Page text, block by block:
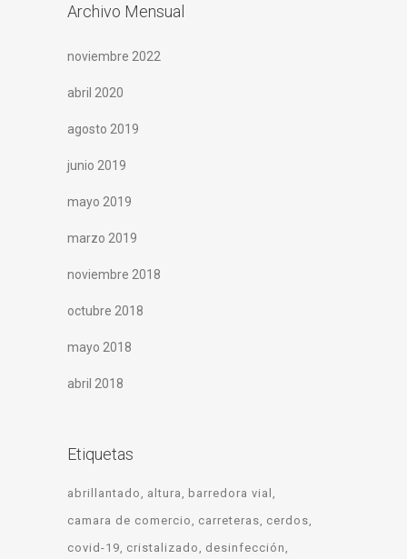
Archivo Mensual
noviembre 2022
abril 2020
agosto 2019
junio 2019
mayo 2019
marzo 2019
noviembre 2018
octubre 2018
mayo 2018
abril 2018
Etiquetas
abrillantado altura
barredora vial
camara de comercio
carreteras cerdos
covid-19 cristalizado
desinfección